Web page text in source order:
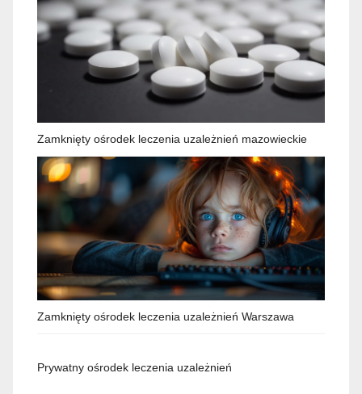
Zamknięty ośrodek leczenia uzależnień mazowieckie
Zamknięty ośrodek leczenia uzależnień Warszawa
Prywatny ośrodek leczenia uzależnień